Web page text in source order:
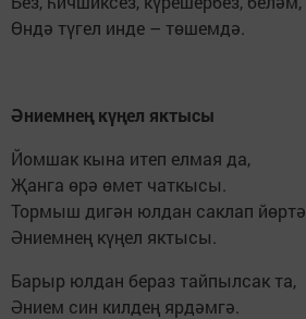
Өндә түгел инде – төшемдә.
Әниемнең күңел яктысы
Йомшак кына итеп елмая да,
Җанга өрә өмет чаткысы.
Тормыш дигән юлдан саклап йөртә
Әниемнең күңел яктысы.
Барыр юлдан бераз тайпылсак та,
Әнием син килдең ярдәмгә.